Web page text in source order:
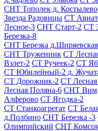
СНТ Тополек д. Костылево
Звезда Радовицы СТ
Лесное-3 СНТ Старт-2 СТ
Березка-8
СНТ Березка д.Ширяевская
СНТ Труженник СТ
Взлет-2 СТ Ручеек-2 СТ
СТ Юбилейный-2 д.
СТ Дорожник-2 СТ
Лесная Поляна-6 СНТ Вим
Алферово СТ Ягодка-2
СТ Станкоагрегат СТ
д.Полбино СНТ Березка -3
Олимпийский СНТ